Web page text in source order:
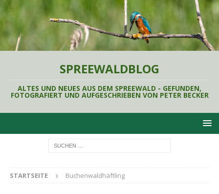
SPREEWALDBLOG
ALTES UND NEUES AUS DEM SPREEWALD - GEFUNDEN,
FOTOGRAFIERT UND AUFGESCHRIEBEN VON PETER BECKER
STARTSEITE Buchenwaldhäftling